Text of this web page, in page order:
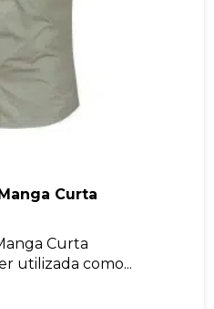
Curta
Curta
utilizada como...